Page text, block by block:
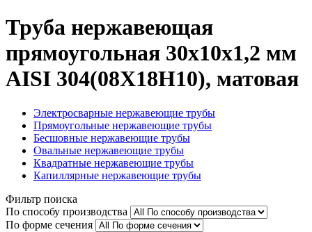
Труба нержавеющая
прямоугольная 30х10х1,2 мм
AISI 304(08Х18Н10), матовая
Электросварные нержавеющие трубы
Прямоугольные нержавеющие трубы
Бесшовные нержавеющие трубы
Овальные нержавеющие трубы
Квадратные нержавеющие трубы
Капиллярные нержавеющие трубы
Фильтр поиска
По способу производства
По форме сечения